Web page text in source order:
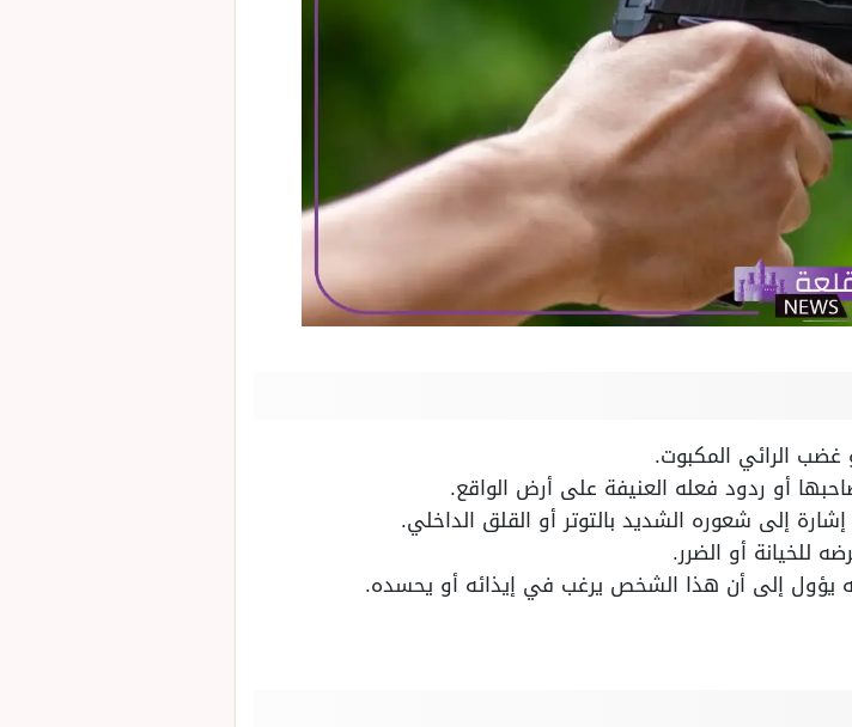
غضب الرائي المكبوت.
أو ردود فعله العنيفة على أرض الواقع.
إلى شعوره الشديد بالتوتر أو القلق الداخلي.
للخيانة أو الضرر.
يؤول إلى أن هذا الشخص يرغب في إيذائه أو يحسده.